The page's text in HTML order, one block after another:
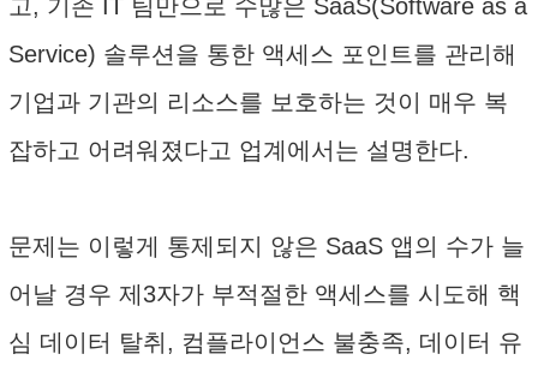
고, 기존 IT 팀만으로 수많은 SaaS(Software as a
Service) 솔루션을 통한 액세스 포인트를 관리해
기업과 기관의 리소스를 보호하는 것이 매우 복
잡하고 어려워졌다고 업계에서는 설명한다.
문제는 이렇게 통제되지 않은 SaaS 앱의 수가 늘
어날 경우 제3자가 부적절한 액세스를 시도해 핵
심 데이터 탈취, 컴플라이언스 불충족, 데이터 유